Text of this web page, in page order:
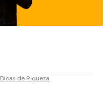
Dicas de Riqueza